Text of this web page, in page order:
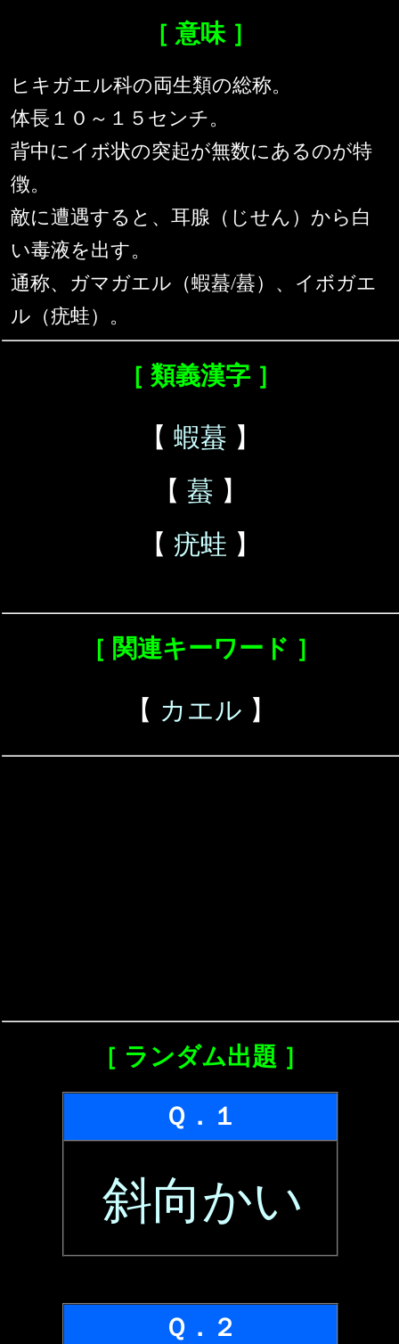
［ 意味 ］
ヒキガエル科の両生類の総称。
体長１０～１５センチ。
背中にイボ状の突起が無数にあるのが特
徴。
敵に遭遇すると、耳腺（じせん）から白
い毒液を出す。
通称、ガマガエル（蝦蟇/蟇）、イボガエ
ル（疣蛙）。
［ 類義漢字 ］
【 蝦蟇 】
【 蟇 】
【 疣蛙 】
［ 関連キーワード ］
【 カエル 】
［ ランダム出題 ］
Ｑ．１
斜向かい
Ｑ．２